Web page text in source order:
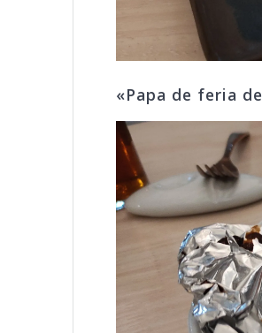
«Papa de feria